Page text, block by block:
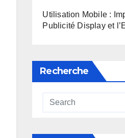
Utilisation Mobile :
Publicité Display et
Recherche